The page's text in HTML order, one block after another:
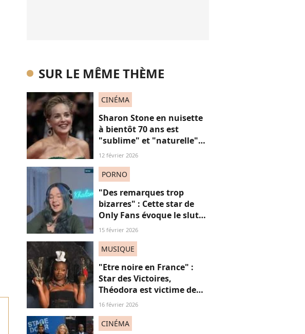
SUR LE MÊME THÈME
CINÉMA
Sharon Stone en nuisette
à bientôt 70 ans est
"sublime" et "naturelle"
sur ces images qui
"stars seniors"
12 février 2026
PORNO
"Des remarques trop
bizarres" : Cette star de
Only Fans évoque le slut
shaming et son rapport
sexe"
15 février 2026
MUSIQUE
"Etre noire en France" :
Star des Victoires,
Théodora est victime de
misogynoir : qu’est-ce que
16 février 2026
CINÉMA